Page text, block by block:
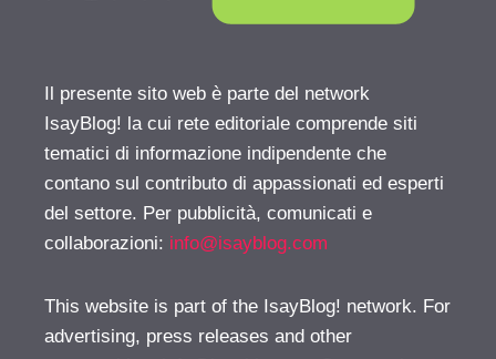
Il presente sito web è parte del network
IsayBlog! la cui rete editoriale comprende siti
tematici di informazione indipendente che
contano sul contributo di appassionati ed esperti
del settore. Per pubblicità, comunicati e
collaborazioni: info@isayblog.com
This website is part of the IsayBlog! network. For
advertising, press releases and other